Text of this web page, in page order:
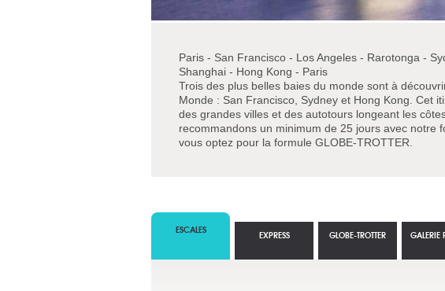
Paris - San Francisco - Los Angeles - Rarotonga -
Shanghai - Hong Kong - Paris
Trois des plus belles baies du monde sont à
Monde : San Francisco, Sydney et Hong Kong. Cet
des grandes villes et des autotours longeant les
recommandons un minimum de 25 jours avec notre
vous optez pour la formule GLOBE-TROTTER.
ESCALES EXPRESS GLOBE-TROTTER GALERIE